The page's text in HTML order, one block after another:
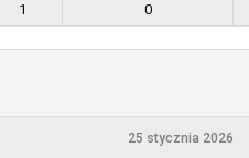
1 0
25 stycznia 2026